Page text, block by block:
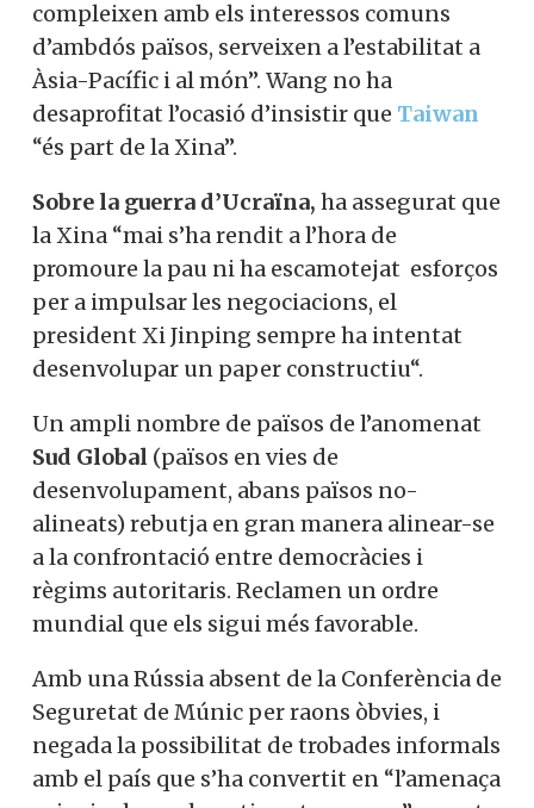
s’apartin de distraccions geopolítiques i
ideològiques i que es vegin mútuament
com a socis en lloc de rivals per a injectar
energia positiva en un món volàtil“.
intent de “culpar o de desviar a la Xina la
responsabilitat de resoldre la crisi
d’Ucraïna; les relacions entre la Xina i
Rússia creixen de forma sostinguda sobre
les bases de la no aliança, la no
confrontació i la no fixació sobre tercers
comuns d’ambdós països, serveixen a
l’estabilitat a Àsia-Pacífic i al
món”.Wangno ha desaprofitat l’ocasió
d’insistir queTaiwan“és part de la Xina”.
Sobre la guerra d’Ucraïna,ha assegurat
que la Xina “mai s’ha rendit a l’hora de
esforços per a impulsar les negociacions,
el president Xi Jinping sempre ha
intentat desenvolupar un paper
constructiu“.